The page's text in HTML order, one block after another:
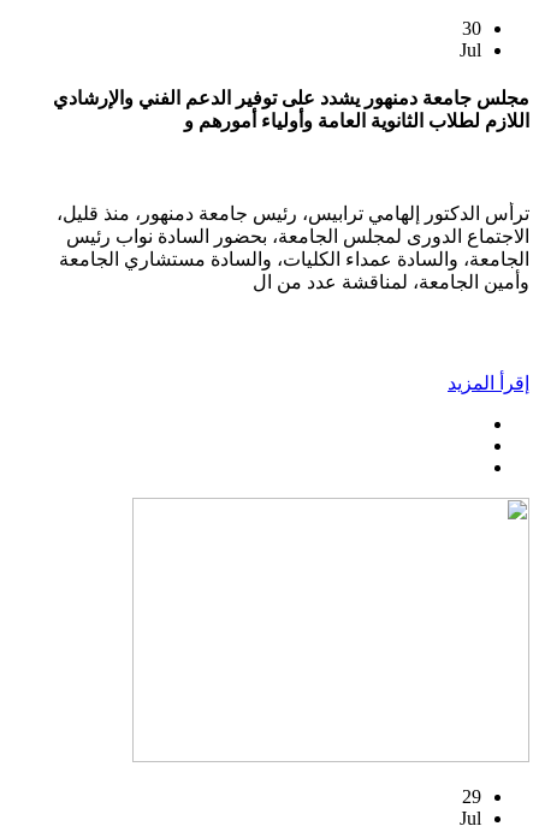
30
Jul
مجلس جامعة دمنهور يشدد على توفير الدعم الفني والإرشادي
اللازم لطلاب الثانوية العامة وأولياء أمورهم و
ترأس الدكتور إلهامي ترابيس، رئيس جامعة دمنهور، منذ قليل،
الاجتماع الدورى لمجلس الجامعة، بحضور السادة نواب رئيس
الجامعة، والسادة عمداء الكليات، والسادة مستشاري الجامعة
وأمين الجامعة، لمناقشة عدد من ال
إقرأ المزيد
29
Jul